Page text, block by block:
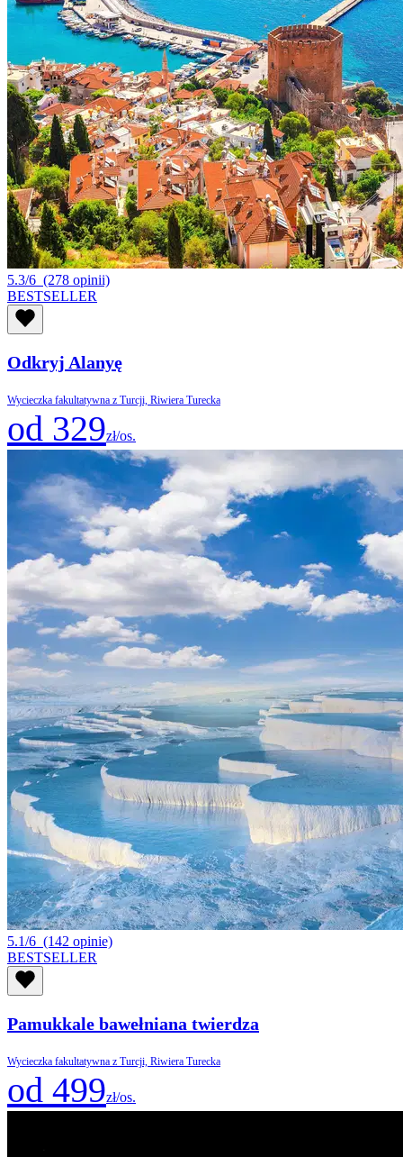
5.3/6 (278 opinii)
BESTSELLER
Odkryj Alanyę
Wycieczka fakultatywna z Turcji, Riwiera Turecka
od 329zł/os.
5.1/6 (142 opinie)
BESTSELLER
Pamukkale bawełniana twierdza
Wycieczka fakultatywna z Turcji, Riwiera Turecka
od 499zł/os.